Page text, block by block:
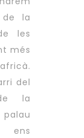
de la
les
més
del
la
ens